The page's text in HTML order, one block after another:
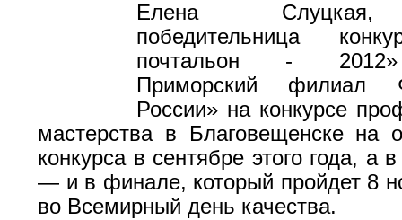
Елена Слуцкая,
победительница
почтальон - 2012»
Приморский филиал
России» на конкурсе
мастерства в Благовещенске на
конкурса в сентябре этого года, а
— и в финале, который пройдет 8
во Всемирный день качества.